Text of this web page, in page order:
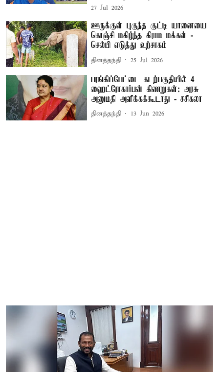
27 Jul 2026
ஊருக்குள் புகுந்த குட்டி யானையை
கொஞ்சி மகிழ்ந்த கிராம மக்கள் -
செல்பி எடுத்து உற்சாகம்
தினத்தந்தி 25 Jul 2026
பரங்கிப்பேட்டை கடற்பகுதியில் 4
ஹைட்ரோகார்பன் கிணறுகள்: அரசு
அனுமதி அளிக்கக்கூடாது - சசிகலா
தினத்தந்தி 13 Jun 2026